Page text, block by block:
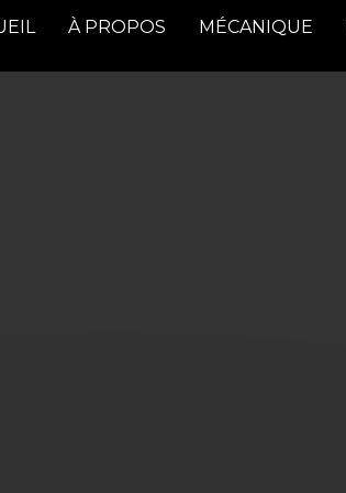
À PROPOS MÉCANIQUE